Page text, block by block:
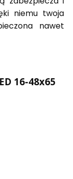
niemu twoja
nawet
16-48x65